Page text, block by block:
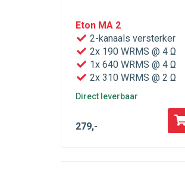
Eton MA 2
2-kanaals versterker
2x 190 WRMS @ 4 Ω
1x 640 WRMS @ 4 Ω
2x 310 WRMS @ 2 Ω
Direct leverbaar
279,-